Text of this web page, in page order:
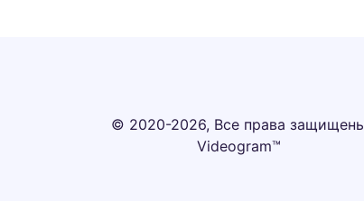
© 2020-2026, Все права
Videogram™